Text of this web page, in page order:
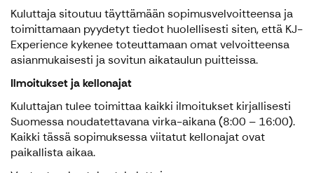
Kuluttaja sitoutuu täyttämään sopimusvelvoitteensa ja
toimittamaan pyydetyt tiedot huolellisesti siten, että KJ-
Experience kykenee toteuttamaan omat velvoitteensa
asianmukaisesti ja sovitun aikataulun puitteissa.
Ilmoitukset ja kellonajat
Kuluttajan tulee toimittaa kaikki ilmoitukset kirjallisesti
Suomessa noudatettavana virka-aikana (8:00 – 16:00).
Kaikki tässä sopimuksessa viitatut kellonajat ovat
paikallista aikaa.